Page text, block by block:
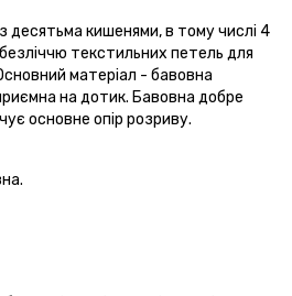
десятьма кишенями, в тому числі 4
текстильних петель для
матеріал - бавовна
на дотик. Бавовна добре
основне опір розриву.